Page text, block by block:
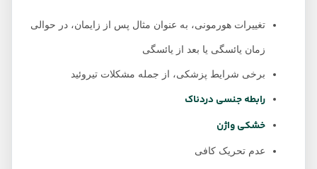
تغییرات هورمونی، به عنوان مثال پس از زایمان، در حوالی
زمان یائسگی یا بعد از یائسگی
برخی شرایط پزشکی، از جمله مشکلات تیروئید
رابطه جنسی دردناک
خشکی واژن
عدم تحریک کافی